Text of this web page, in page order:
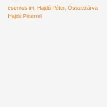
könnyfakasztó lett a
végkifejlet
csernus im Hajdú Péter Összezárva
Hajdú Péterrel